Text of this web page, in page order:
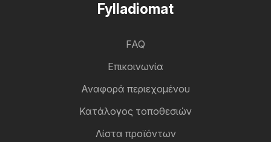
Fylladiomat
FAQ
Επικοινωνία
Αναφορά περιεχομένου
Κατάλογος τοποθεσιών
Λίστα προϊόντων